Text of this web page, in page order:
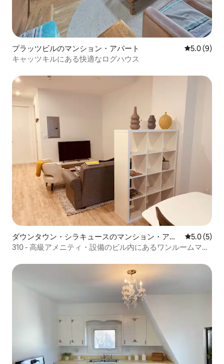
プラッツビルのマンション・アパート レビュー9
5.0 (9)
キャッツキルにある快適なログハウス
ダウンタウン・シラキュースのマンション・アパ
ート
レビュー5
5.0 (5)
310 - 高級アメニティ・設備のビル内にあるワンルームマン